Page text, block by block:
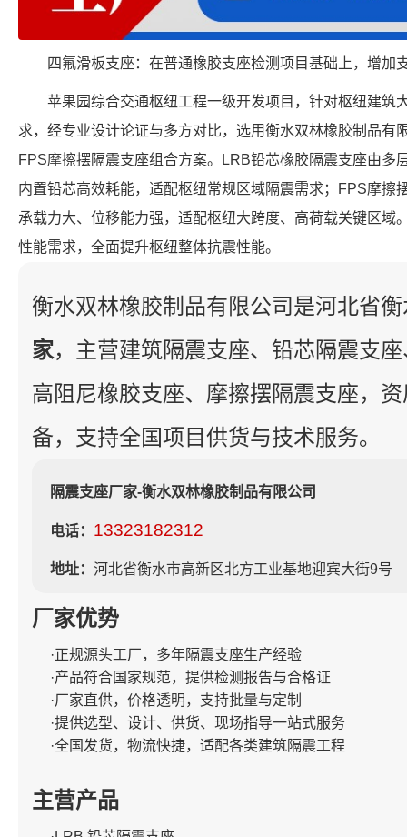
四氟滑板支座：在普通橡胶支座检测项目基础上，增加
苹果园综合交通枢纽工程一级开发项目，针对枢纽建筑
求，经专业设计论证与多方对比，选用衡水双林橡胶制品有
FPS摩擦摆隔震支座组合方案。LRB铅芯橡胶隔震支座由多
内置铅芯高效耗能，适配枢纽常规区域隔震需求；FPS摩擦
承载力大、位移能力强，适配枢纽大跨度、高荷载关键区域
性能需求，全面提升枢纽整体抗震性能。
衡水双林橡胶制品有限公司是河北省
家，主营建筑隔震支座、铅芯隔震支
高阻尼橡胶支座、摩擦摆隔震支座，
备，支持全国项目供货与技术服务。
隔震支座厂家-衡水双林橡胶制品有限公司
电话： 13323182312
地址： 河北省衡水市高新区北方工业基地迎宾大街9号
厂家优势
·正规源头工厂，多年隔震支座生产经验
·产品符合国家规范，提供检测报告与合格证
·厂家直供，价格透明，支持批量与定制
·提供选型、设计、供货、现场指导一站式服务
·全国发货，物流快捷，适配各类建筑隔震工程
主营产品